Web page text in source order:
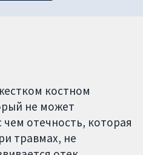
костном
не может
чем отечность, которая
травмах, не